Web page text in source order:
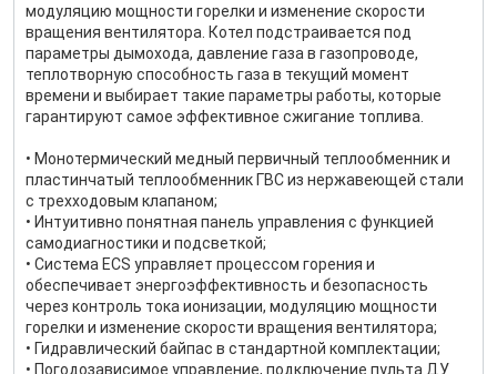
модуляцию мощности горелки и изменение скорости
вращения вентилятора. Котел подстраивается под
параметры дымохода, давление газа в газопроводе,
теплотворную способность газа в текущий момент
времени и выбирает такие параметры работы, которые
гарантируют самое эффективное сжигание топлива.
• Монотермический медный первичный теплообменник и
пластинчатый теплообменник ГВС из нержавеющей стали
с трехходовым клапаном;
• Интуитивно понятная панель управления с функцией
самодиагностики и подсветкой;
• Система ECS управляет процессом горения и
обеспечивает энергоэффективность и безопасность
через контроль тока ионизации, модуляцию мощности
горелки и изменение скорости вращения вентилятора;
• Гидравлический байпас в стандартной комплектации;
• Погодозависимое управление, подключение пульта ДУ